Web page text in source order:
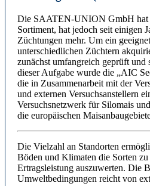
Die SAATEN-UNION GmbH hat
Sortiment, hat jedoch seit einigen
Züchtungen mehr. Um ein
unterschiedlichen Züchtern
zunächst umfangreich geprüft
dieser Aufgabe wurde die „AIC
die in Zusammenarbeit mit der
und externen Versuchsanstellern
Versuchsnetzwerk für Silomais
die europäischen
Die Vielzahl an Standorten
Böden und Klimaten die Sorten
Ertragsleistung auszuwerten. Die
Umweltbedingungen reicht von